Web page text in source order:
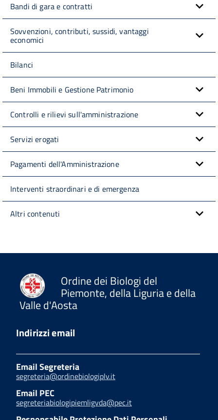
Bandi di gara e contratti
Sovvenzioni, contributi, sussidi, vantaggi
economici
Bilanci
Beni Immobili e Gestione Patrimonio
Controlli e rilievi sull'amministrazione
Servizi erogati
Pagamenti dell'Amministrazione
Interventi straordinari e di emergenza
Altri contenuti
Ordine dei Biologi del
Piemonte, della Liguria e della
Valle d'Aosta
Indirizzi email
Email Segreteria
segreteria@ordinebiologiplv.it
Email PEC
segreteriabiologipiemligvda@pec.it